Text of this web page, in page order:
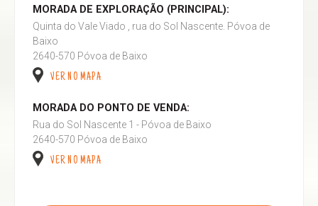
MORADA DE EXPLORAÇÃO (PRINCIPAL):
Quinta do Vale Viado , rua do Sol Nascente. Póvoa de
Baixo
2640-570 Póvoa de Baixo
VER NO MAPA
MORADA DO PONTO DE VENDA:
Rua do Sol Nascente 1 - Póvoa de Baixo
2640-570 Póvoa de Baixo
VER NO MAPA